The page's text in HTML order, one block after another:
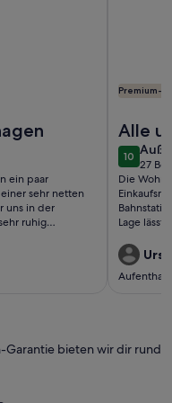
ein paar
sehr netten
uns in der
ruhig
Premium-
Alle
erfüllt
1010 von
27
(27
Die
Lage lässt
zufrieden.
bieten wir dir rund